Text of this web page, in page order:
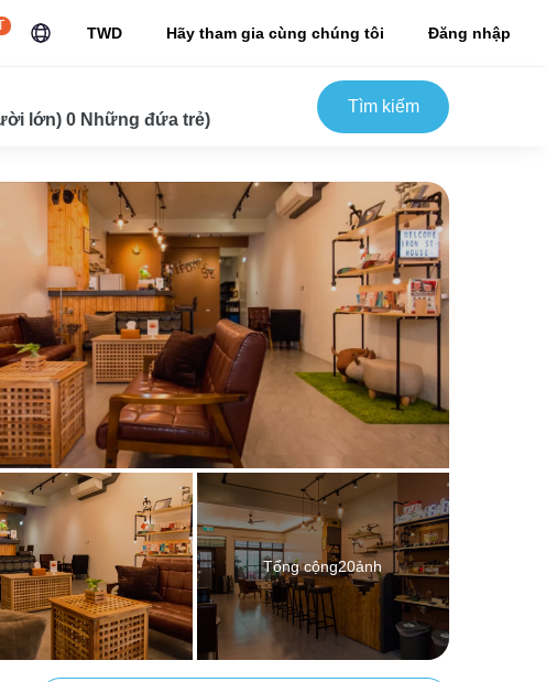
TWD Hãy tham gia cùng chúng tôi Đăng nhập
lớn) 0 Những đứa trẻ)
Tìm kiếm
Tổng cộng20ảnh